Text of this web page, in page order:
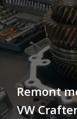
Remont
VW